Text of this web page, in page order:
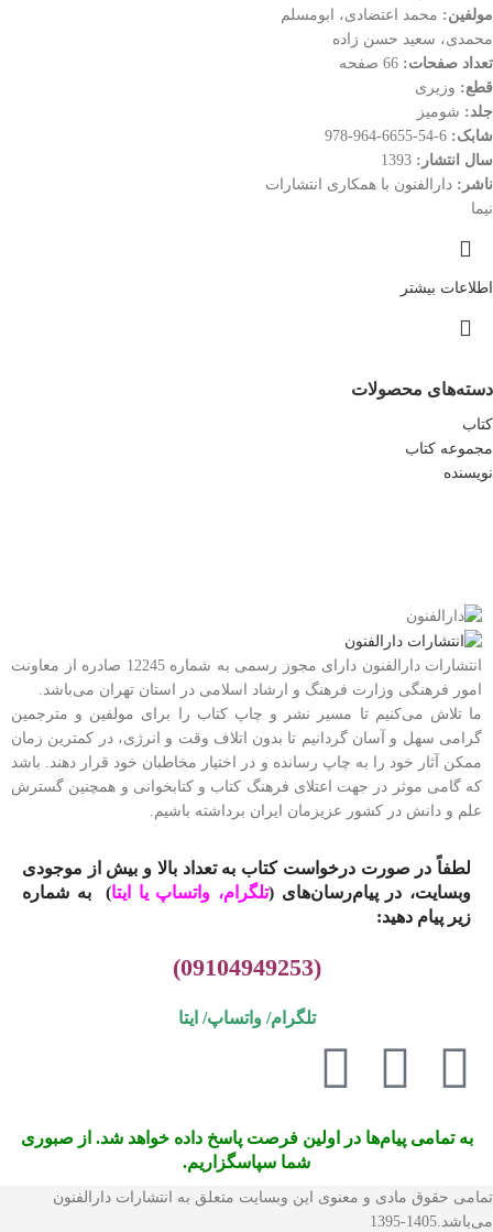
دسته‌های محصولات
کتاب
مجموعه کتاب
نویسنده
مولفین: محمد اعتضادی، ابومسلم
محمدی، سعید حسن زاده
تعداد صفحات:
قطع: وزیری
جلد: شومیز
شابک:
سال انتشار:
ناشر: دارالفنون با همکاری انتشارات
نیما
اطلاعات بیشتر
انتشارات دارالفنون دارای مجوز رسمی به شماره 12245 صادره از معاونت
امور فرهنگی وزارت فرهنگ و ارشاد اسلامی در استان تهران می‌باشد.
ما تلاش می‌کنیم تا مسیر نشر و چاپ کتاب را برای مولفین و مترجمین
گرامی سهل و آسان گردانیم تا بدون اتلاف وقت و انرژی، در کمترین زمان
ممکن آثار خود را به چاپ رسانده و در اختیار مخاطبان خود قرار دهند. باشد
که گامی موثر در جهت اعتلای فرهنگ کتاب و کتابخوانی و همچنین گسترش
علم و دانش در کشور عزیزمان ایران برداشته باشیم.
لطفاً در صورت درخواست کتاب به تعداد بالا و بیش از موجودی
وبسایت، در پیام‌رسان‌های (تلگرام، واتساپ یا ایتا)
به شماره
زیر پیام دهید:
(09104949253)
تلگرام/ واتساپ/ ایتا
به تمامی پیام‌ها در اولین فرصت پاسخ داده خواهد شد. از صبوری
شما سپاسگزاریم.
تمامی حقوق مادی و معنوی این وبسایت متعلق به انتشارات دارالفنون
می‌باشد.1405-1395